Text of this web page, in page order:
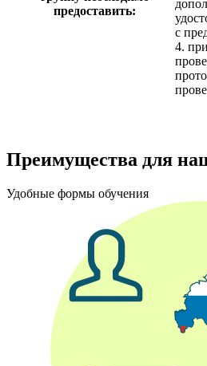
предоставить:
с
4.
Преимущества для
Удобные формы обучения